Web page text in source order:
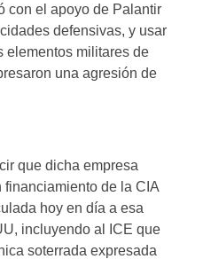
con el apoyo de Palantir
defensivas, y usar
elementos militares de
una agresión de
que dicha empresa
de la CIA
hoy en día a esa
incluyendo al ICE que
soterrada expresada